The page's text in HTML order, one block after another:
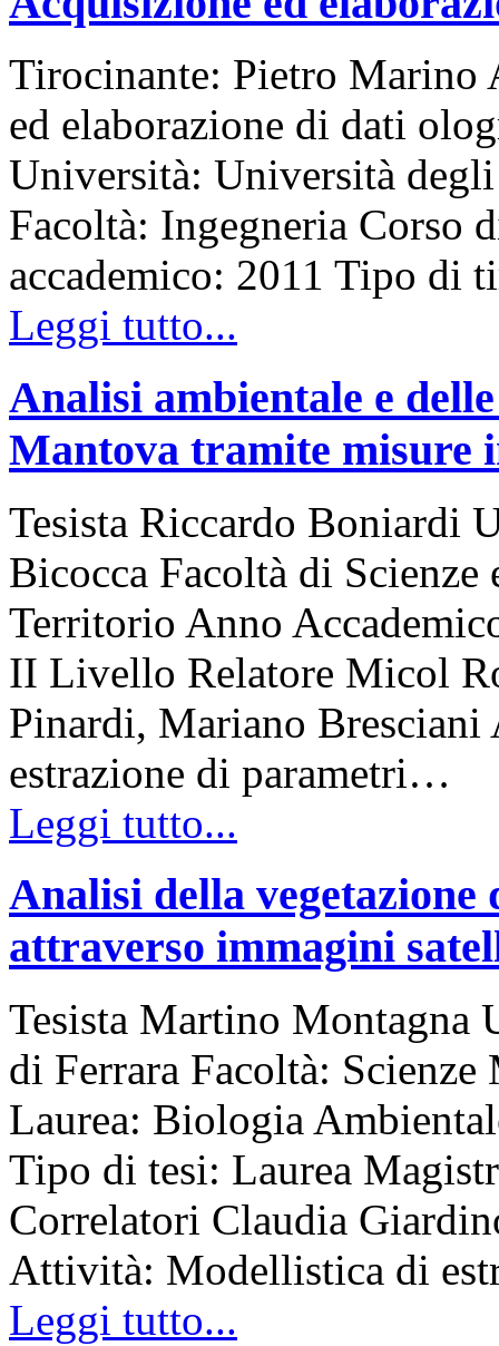
Tirocinante: Pietro
ed elaborazione di dati
Università: Università
Facoltà: Ingegneria Corso
accademico: 2011 Tipo
Leggi tutto...
Analisi ambientale e
Mantova tramite misure
Tesista Riccardo Boniardi
Bicocca Facoltà di
Territorio Anno
II Livello Relatore Micol
Pinardi, Mariano
estrazione di parametri…
Leggi tutto...
Analisi della vegetazione
attraverso immagini
Tesista Martino Montagna
di Ferrara Facoltà:
Laurea: Biologia
Tipo di tesi: Laurea
Correlatori Claudia
Attività: Modellistica di
Leggi tutto...